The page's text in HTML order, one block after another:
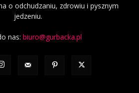
o odchudzaniu, zdrowiu i pysznym
jedzeniu.
nas: biuro@gurbacka.pl